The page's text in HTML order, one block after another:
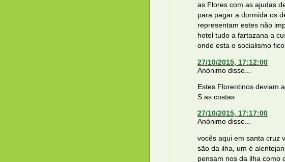
as Flores com as ajudas
para pagar a dormida os
representam estes não
hotel tudo a fartazana a
onde esta o socialismo
27/10/2015, 17:12:00
Anónimo disse...
Estes Florentinos deviam
S as costas
27/10/2015, 17:17:00
Anónimo disse...
vocês aqui em santa cruz
são da ilha, um é
pensam nos da ilha como